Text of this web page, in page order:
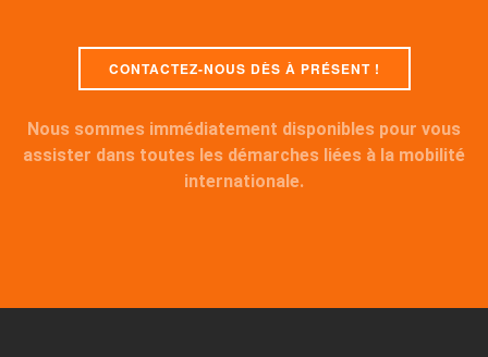
CONTACTEZ-NOUS DÈS À PRÉSENT !
Nous sommes immédiatement disponibles pour vous
assister dans toutes les démarches liées à la mobilité
internationale.